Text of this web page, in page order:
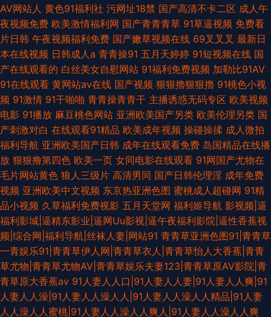
AV网站人 黄色91福利社 污网址18禁 国产高清不卡二区 成人午
夜视频免费 欧美激情福利网 国产青青青草 91草逼视频 免费看
片日韩 午夜视频福利免费 国产嫩草视频在线 69叉叉叉 最新日
本在线视频 日韩成人a 青青操91 五月天婷婷 91短视频在线 国
产在线观看的 白丝美女自慰网站 91福利免费视频 加勒比91AV
91在线观看 黄网站av在线 国产视频 狠狠擼狠狠擼 91桃色小视
频 91激情 91干啪啪 青青操青青干 主播诱惑无码专区 欧美视频
电影 91播放 麻豆桃色网站 亚洲欧美国产另类 欧美伦理另类 国
产刺激对白 在线观看91精品 欧美成年视频 操碰操揉 成人微拍
福利导航 亚洲欧美国产日韩 成年在线观看免费 岛国精品在线播
放 狠狠撸第四色 欧美一页 女同电影在线观看 91网国产尤物在
毛片网站黄色 狼人三级片 高清男同 国产日韩伦理淫 成年免费
视频 亚洲欧美中文视频 东京热亚洲色图 蜜桃成人超碰网 91精
品小视频 久草福利免费视影 五月天堂网 福利姬导航 影视频|逼
福利影城|逼精东影业|逼网Uu影视|逼午夜福利影院|逼性香蕉视
频|综合网|福利导航|丝袜人妻|网站91 青青草亚洲色图91|青青草
一青娱乐91|青青草伊人网|青青草衣人|青青草怡人大香蕉|青青
草尤物|青青草尤物AV|青青草娱乐夫妻123|青青草原AV影院|青
青草原大香蕉av 91人妻人人口|91人妻人人妻|91人妻人人爽|91
人妻人人澡|91人妻人人澡人人|91人妻人人澡人人精品|91人妻
人人澡人人蜜桃|91人妻人人澡人人爽人|91人妻人人澡人人爽